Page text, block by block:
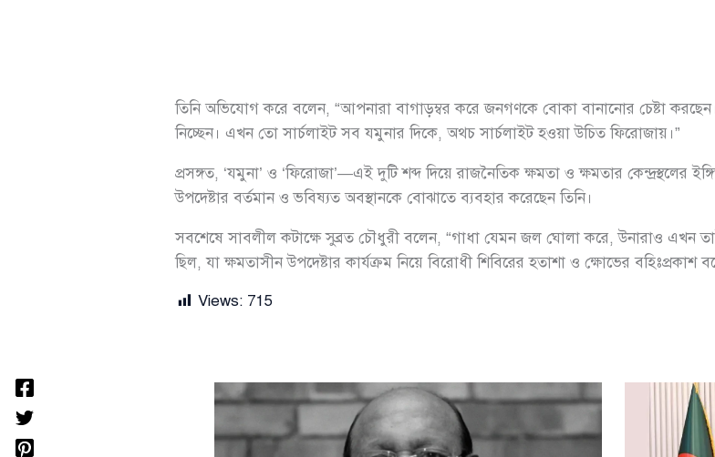
তিনি অভিযোগ করে বলেন, “আপনারা বাগাড়ম্বর করে জনগণকে বোকা বানানোর চেষ্টা
নিচ্ছেন। এখন তো সার্চলাইট সব যমুনার দিকে, অথচ সার্চলাইট হওয়া উচিত ফিরোজায়।”
প্রসঙ্গত, ‘যমুনা’ ও ‘ফিরোজা’—এই দুটি শব্দ দিয়ে রাজনৈতিক ক্ষমতা ও ক্ষমতার কেন্দ্রস্থলের
উপদেষ্টার বর্তমান ও ভবিষ্যত অবস্থানকে বোঝাতে ব্যবহার করেছেন তিনি।
সবশেষে সাবলীল কটাক্ষে সুব্রত চৌধুরী বলেন, “গাধা যেমন জল ঘোলা করে, উনারাও এখন
ছিল, যা ক্ষমতাসীন উপদেষ্টার কার্যক্রম নিয়ে বিরোধী শিবিরের হতাশা ও ক্ষোভের বহিঃপ্রকাশ
Views: 715